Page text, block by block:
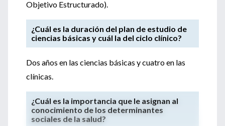
Objetivo Estructurado).
¿Cuál es la duración del plan de estudio de
ciencias básicas y cuál la del ciclo clínico?
Dos años en las ciencias básicas y cuatro en las
clínicas.
¿Cuál es la importancia que le asignan al
conocimiento de los determinantes
sociales de la salud?